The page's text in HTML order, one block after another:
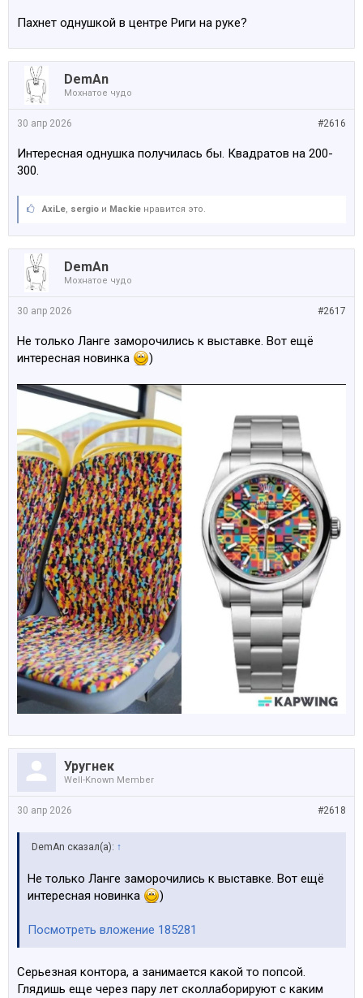
Пахнет однушкой в центре Риги на руке?
DemAn
Мохнатое чудо
#2616
30 апр 2026
Интересная однушка получилась бы. Квадратов на 200-
300.
AxiLe, sergio и Mackie нравится это.
DemAn
Мохнатое чудо
#2617
30 апр 2026
Не только Ланге заморочились к выставке. Вот ещё
интересная новинка
)
Уругнек
Well-Known Member
#2618
30 апр 2026
DemAn сказал(а): ↑
Не только Ланге заморочились к выставке. Вот ещё
интересная новинка
)
Посмотреть вложение 185281
Серьезная контора, а занимается какой то попсой.
Глядишь еще через пару лет сколлаборируют с каким